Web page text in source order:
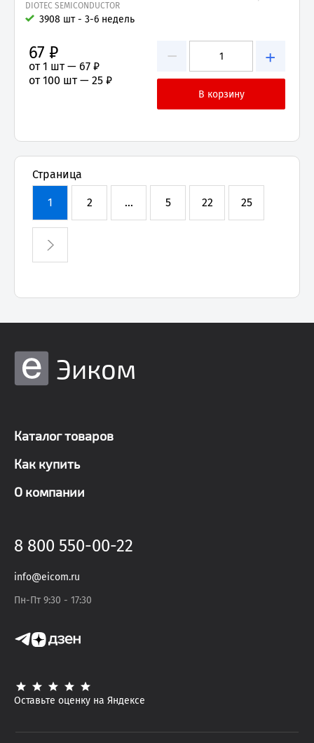
DIOTEC SEMICONDUCTOR
3908 шт - 3-6 недель
− +
67 ₽
от 1 шт — 67 ₽
от 100 шт — 25 ₽
Страница
1 2 ... 5 22 25
Эиком
Каталог товаров
Как купить
О компании
8 800 550-00-22
info@eicom.ru
Пн-Пт 9:30 - 17:30
Оставьте оценку на Яндексе